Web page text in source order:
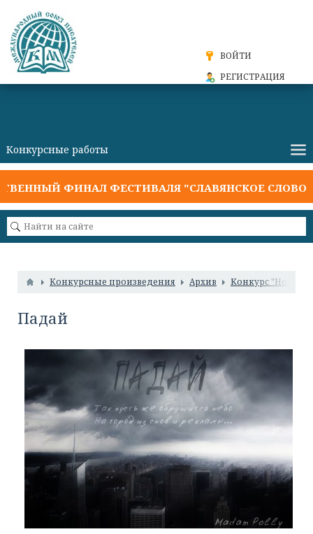
ВОЙТИ
РЕГИСТРАЦИЯ
ФИНАЛ ФЕСТИВАЛЯ "СЛАВЯНСКОЕ СЛОВО
Конкурсные произведения Архив Конкурс "Новые
Падай